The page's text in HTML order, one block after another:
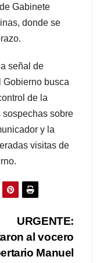
Gabinete
donde se
señal de
Gobierno busca
de la
sobre
y la
visitas de
URGENTE:
al vocero
Manuel